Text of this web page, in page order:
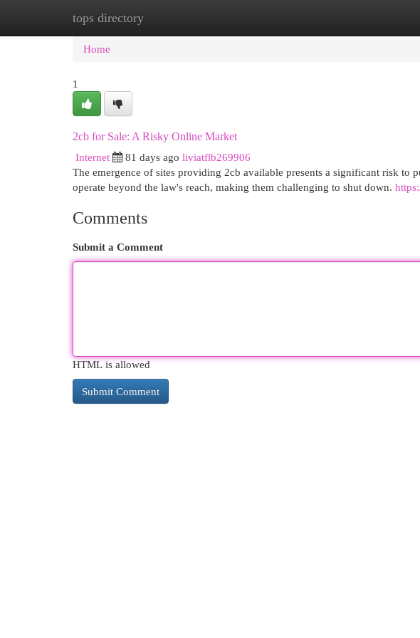
tops directory
Home New Site Listings
Home
1
2cb for Sale: A Risky Online Market
Internet
81 days ago liviatflb269906
The emergence of sites providing 2cb available presents a significant risk to
operate beyond the law's reach, making them challenging to shut down.
Comments
Submit a Comment
HTML is allowed